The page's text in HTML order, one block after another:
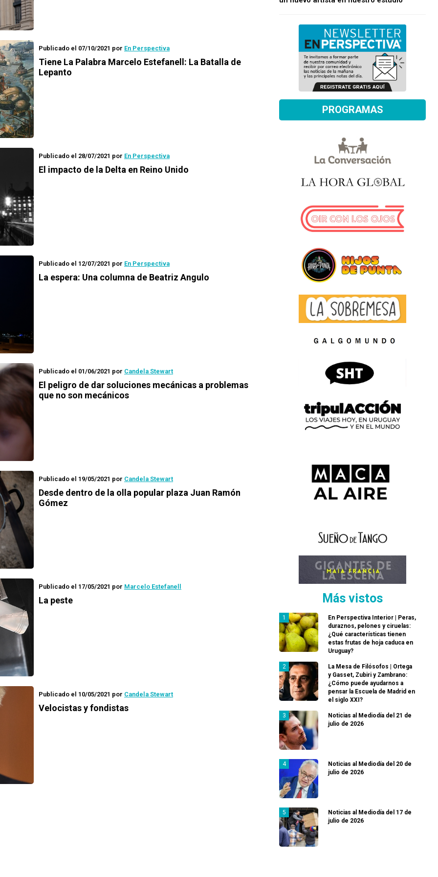
Publicado el 07/10/2021 por En Perspectiva
Tiene La Palabra Marcelo Estefanell : La Batalla de
Lepanto
Publicado el 28/07/2021 por En Perspectiva
El impacto de la Delta en Reino Unido
Publicado el 12/07/2021 por En Perspectiva
La espera: Una columna de Beatriz Angulo
Publicado el 01/06/2021 por Candela Stewart
El peligro de dar soluciones mecánicas a problemas
que no son mecánicos
Publicado el 19/05/2021 por Candela Stewart
Desde dentro de la olla popular plaza Juan Ramón
Gómez
Publicado el 17/05/2021 por Marcelo Estefanell
La peste
Publicado el 10/05/2021 por Candela Stewart
Velocistas y fondistas
PROGRAMAS
Más vistos
En Perspectiva Interior | Peras,
duraznos, pelones y ciruelas:
¿Qué características tienen
estas frutas de hoja caduca en
Uruguay?
La Mesa de Filósofos | Ortega
y Gasset, Zubiri y Zambrano:
¿Cómo puede ayudarnos a
pensar la Escuela de Madrid en
el siglo XXI?
Noticias al Mediodía del 21 de
julio de 2026
Noticias al Mediodía del 20 de
julio de 2026
Noticias al Mediodía del 17 de
julio de 2026